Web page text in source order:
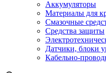
Аккумуляторы
Материалы для
Смазочные
Средства защиты
Датчики, блоки
Кабельно-